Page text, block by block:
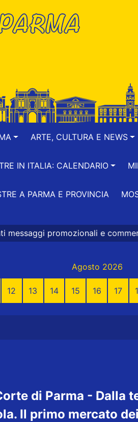
ARTE, CULTURA E NEWS
IN ITALIA: CALENDARIO
A PARMA E PROVINCIA
commerciali
Agosto 2026
12 13 14 15 16 17
di Parma - Dalla
Il primo mercato dei